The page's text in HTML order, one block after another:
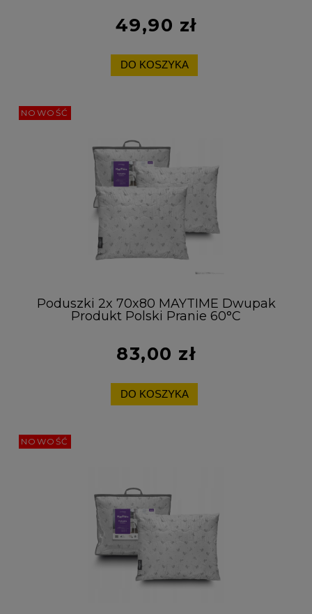
49,90 zł
DO KOSZYKA
Poduszki 2x 70x80 MAYTIME Dwupak
Produkt Polski Pranie 60°C
83,00 zł
DO KOSZYKA
NOWOŚĆ
NOWOŚĆ